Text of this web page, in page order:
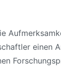
einen